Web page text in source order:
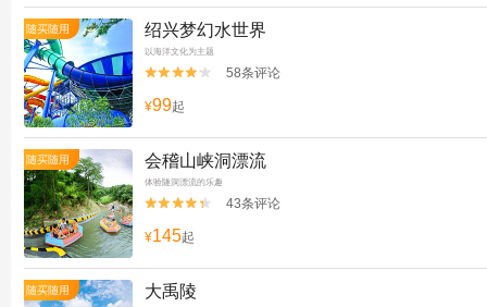
随买随用 绍兴梦幻水世界
以海洋文化为主题

 58条评论
¥99起
随买随用 会稽山峡洞漂流
体验隧洞漂流的乐趣

 43条评论
¥145起
随买随用 大禹陵